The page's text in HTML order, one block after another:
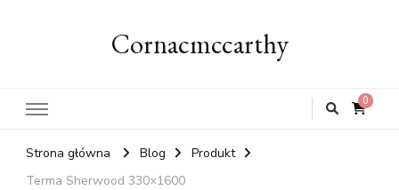
Cornacmccarthy
0
Strona główna Blog
Produkt
Terma Sherwood 330×1600